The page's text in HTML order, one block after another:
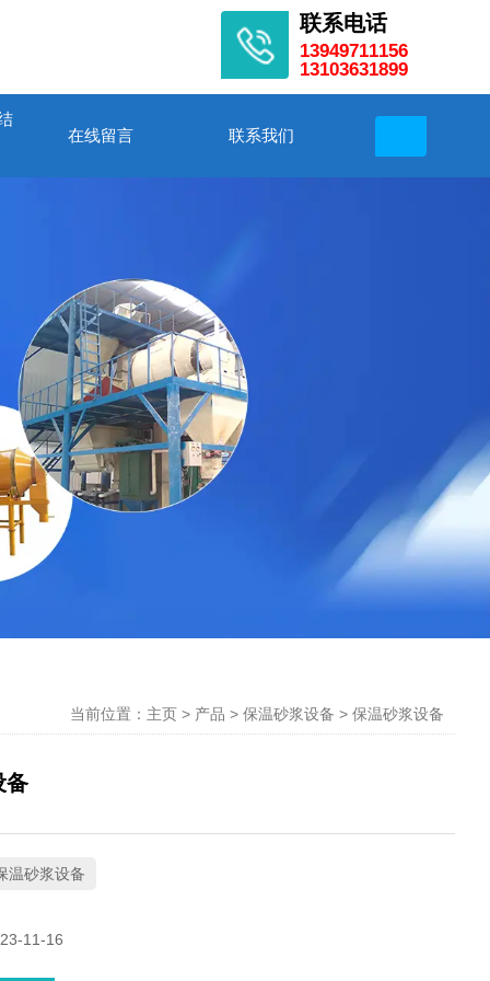
联系电话
13949711156
13103631899
在线留言
联系我们
当前位置：主页 > 产品 > 保温砂浆设备 > 保温砂浆设备
备
温砂浆设备
11-16